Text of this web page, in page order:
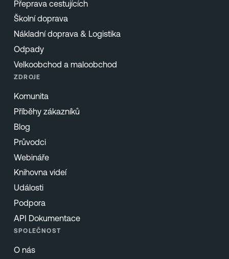
Přeprava cestujících
Školní doprava
Nákladní doprava & Logistika
Odpady
Velkoobchod a maloobchod
ZDROJE
Komunita
Příběhy zákazníků
Blog
Průvodci
Webináře
Knihovna videí
Události
Podpora
API Dokumentace
SPOLEČNOST
O nás